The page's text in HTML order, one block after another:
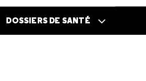
DOSSIERS DE SANTÉ